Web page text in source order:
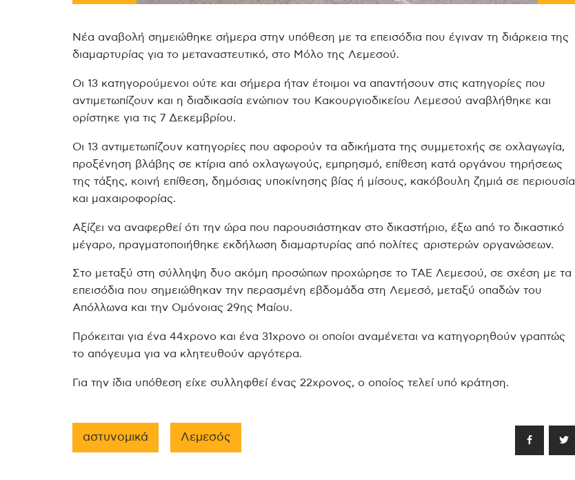
Νέα αναβολή σημειώθηκε σήμερα στην υπόθεση με τα επεισόδια που έγιναν τη διάρκεια της
διαμαρτυρίας για το μεταναστευτικό, στο Μόλο της Λεμεσού.
Οι 13 κατηγορούμενοι ούτε και σήμερα ήταν έτοιμοι να απαντήσουν στις κατηγορίες που
αντιμετωπίζουν και η διαδικασία ενώπιον του Κακουργιοδικείου Λεμεσού αναβλήθηκε και
ορίστηκε για τις 7 Δεκεμβρίου.
Οι 13 αντιμετωπίζουν κατηγορίες που αφορούν τα αδικήματα της συμμετοχής σε οχλαγωγία,
προξένηση βλάβης σε κτίρια από οχλαγωγούς, εμπρησμό, επίθεση κατά οργάνου τηρήσεως
της τάξης, κοινή επίθεση, δημόσιας υποκίνησης βίας ή μίσους, κακόβουλη ζημιά σε περιουσία
και μαχαιροφορίας.
Αξίζει να αναφερθεί ότι την ώρα που παρουσιάστηκαν στο δικαστήριο, έξω από το δικαστικό
μέγαρο, πραγματοποιήθηκε εκδήλωση διαμαρτυρίας από πολίτες αριστερών οργανώσεων.
Στο μεταξύ στη σύλληψη δυο ακόμη προσώπων προχώρησε το ΤΑΕ Λεμεσού, σε σχέση με τα
επεισόδια που σημειώθηκαν την περασμένη εβδομάδα στη Λεμεσό, μεταξύ οπαδών του
Απόλλωνα και την Ομόνοιας 29ης Μαίου.
Πρόκειται για ένα 44χρονο και ένα 31χρονο οι οποίοι αναμένεται να κατηγορηθούν γραπτώς
το απόγευμα για να κλητευθούν αργότερα.
Για την ίδια υπόθεση είχε συλληφθεί ένας 22χρονος, ο οποίος τελεί υπό κράτηση.
αστυνομικά Λεμεσός